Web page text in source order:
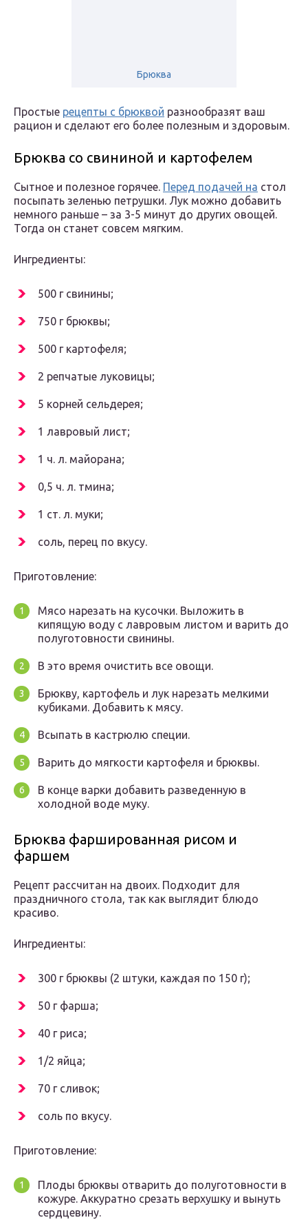
Брюква
Простые рецепты с брюквой разнообразят ваш
рацион и сделают его более полезным и здоровым.
Брюква со свининой и картофелем
Сытное и полезное горячее. Перед подачей на стол
посыпать зеленью петрушки. Лук можно добавить
немного раньше – за 3-5 минут до других овощей.
Тогда он станет совсем мягким.
Ингредиенты:
500 г свинины;
750 г брюквы;
500 г картофеля;
2 репчатые луковицы;
5 корней сельдерея;
1 лавровый лист;
1 ч. л. майорана;
0,5 ч. л. тмина;
1 ст. л. муки;
соль, перец по вкусу.
Приготовление:
Мясо нарезать на кусочки. Выложить в
кипящую воду с лавровым листом и варить до
полуготовности свинины.
В это время очистить все овощи.
Брюкву, картофель и лук нарезать мелкими
кубиками. Добавить к мясу.
Всыпать в кастрюлю специи.
Варить до мягкости картофеля и брюквы.
В конце варки добавить разведенную в
холодной воде муку.
Брюква фаршированная рисом и
фаршем
Рецепт рассчитан на двоих. Подходит для
праздничного стола, так как выглядит блюдо
красиво.
Ингредиенты:
300 г брюквы (2 штуки, каждая по 150 г);
50 г фарша;
40 г риса;
1/2 яйца;
70 г сливок;
соль по вкусу.
Приготовление:
Плоды брюквы отварить до полуготовности в
кожуре. Аккуратно срезать верхушку и вынуть
сердцевину.